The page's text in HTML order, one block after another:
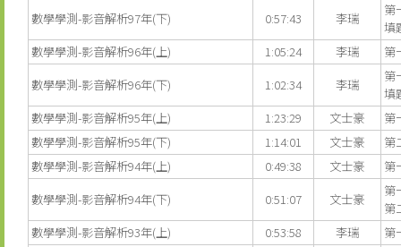
數學學測-影音解析97年(下)
0:57:43 李瑞
第
填
數學學測-影音解析96年(上)
1:05:24 李瑞
第
數學學測-影音解析96年(下)
1:02:34 李瑞
第
填
數學學測-影音解析95年(上)
1:23:29 文士豪
第
數學學測-影音解析95年(下)
1:14:01 文士豪
第
數學學測-影音解析94年(上)
0:49:38 文士豪
第
數學學測-影音解析94年(下)
0:51:07 文士豪
第
第
數學學測-影音解析93年(上)
0:53:58 李瑞
第